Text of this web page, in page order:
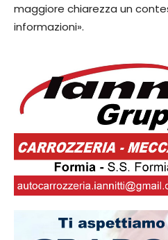
maggiore chiarezza un
informazioni».